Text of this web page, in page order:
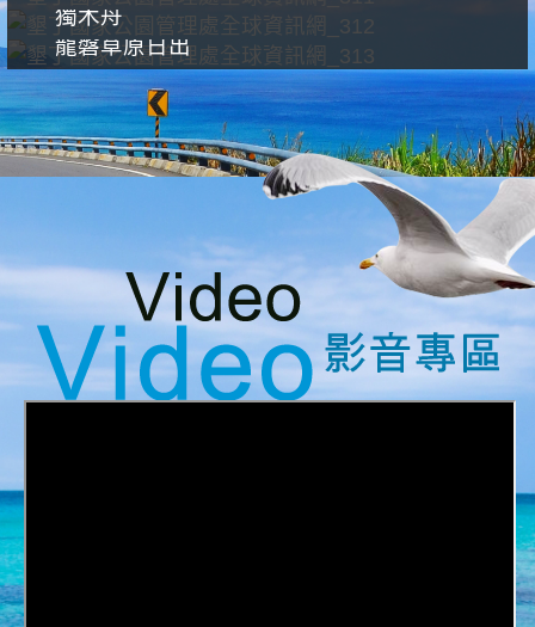
獨木舟
龍磐草原日出